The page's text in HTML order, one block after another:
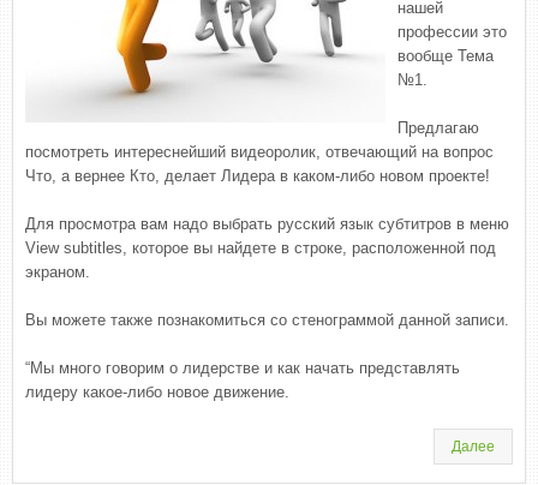
нашей
профессии это
вообще Тема
№1.
Предлагаю
посмотреть интереснейший видеоролик, отвечающий на вопрос
Что, а вернее Кто, делает Лидера в каком-либо новом проекте!
Для просмотра вам надо выбрать русский язык субтитров в меню
View subtitles, которое вы найдете в строке, расположенной под
экраном.
Вы можете также познакомиться со стенограммой данной записи.
“Мы много говорим о лидерстве и как начать представлять
лидеру какое-либо новое движение.
Далее